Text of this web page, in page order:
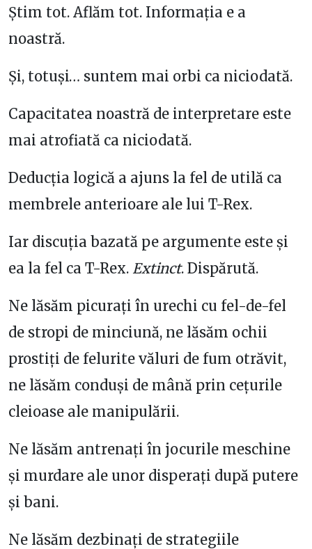
Știm tot. Aflăm tot. Informația e a
noastră.
Și, totuși… suntem mai orbi ca niciodată.
Capacitatea noastră de interpretare este
mai atrofiată ca niciodată.
Deducția logică a ajuns la fel de utilă ca
membrele anterioare ale lui T-Rex.
Iar discuția bazată pe argumente este și
ea la fel ca T-Rex. Extinct. Dispărută.
Ne lăsăm picurați în urechi cu fel-de-fel
de stropi de minciună, ne lăsăm ochii
prostiți de felurite văluri de fum otrăvit,
ne lăsăm conduși de mână prin cețurile
cleioase ale manipulării.
Ne lăsăm antrenați în jocurile meschine
și murdare ale unor disperați după putere
și bani.
Ne lăsăm dezbinați de strategiile